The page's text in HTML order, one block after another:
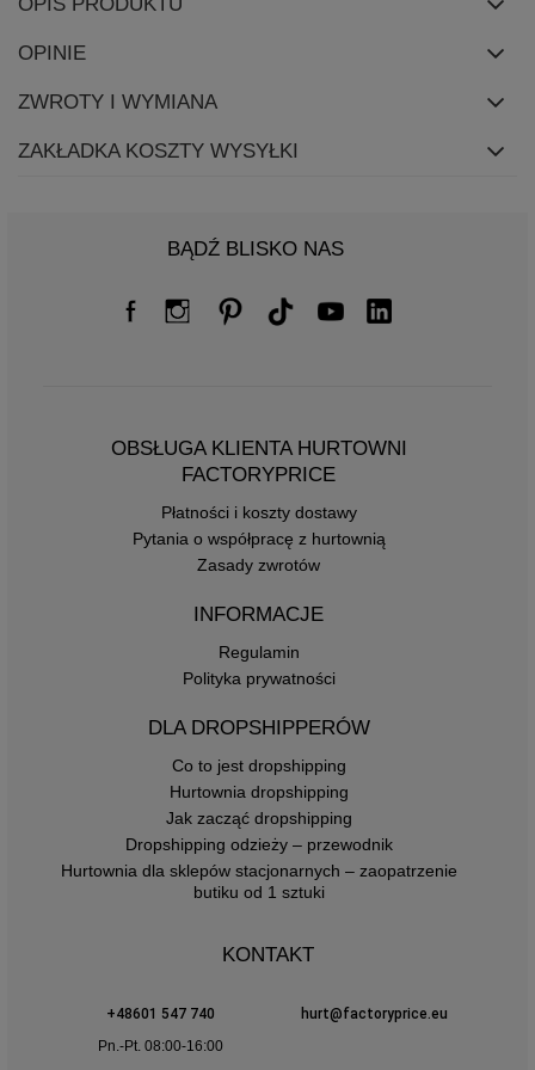
OPIS PRODUKTU
OPINIE
ZWROTY I WYMIANA
ZAKŁADKA KOSZTY WYSYŁKI
BĄDŹ BLISKO NAS
OBSŁUGA KLIENTA HURTOWNI
FACTORYPRICE
Płatności i koszty dostawy
Pytania o współpracę z hurtownią
Zasady zwrotów
INFORMACJE
Regulamin
Polityka prywatności
DLA DROPSHIPPERÓW
Co to jest dropshipping
Hurtownia dropshipping
Jak zacząć dropshipping
Dropshipping odzieży – przewodnik
Hurtownia dla sklepów stacjonarnych – zaopatrzenie
butiku od 1 sztuki
KONTAKT
+48601 547 740
hurt@factoryprice.eu
Pn.-Pt. 08:00-16:00